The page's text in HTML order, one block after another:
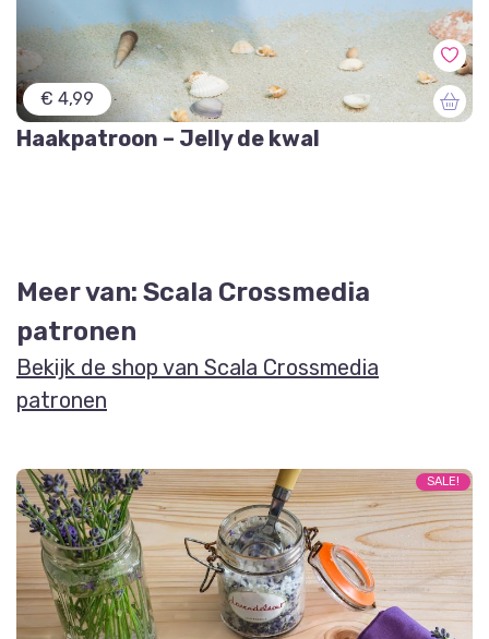
€ 4,99
Haakpatroon – Jelly de kwal
Meer van: Scala Crossmedia
patronen
Bekijk de shop van Scala Crossmedia
patronen
SALE!